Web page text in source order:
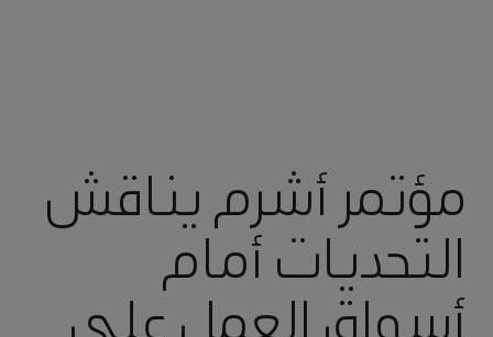
مؤتمر أشرم يناقش
التحديات أمام
أسواق العمل على